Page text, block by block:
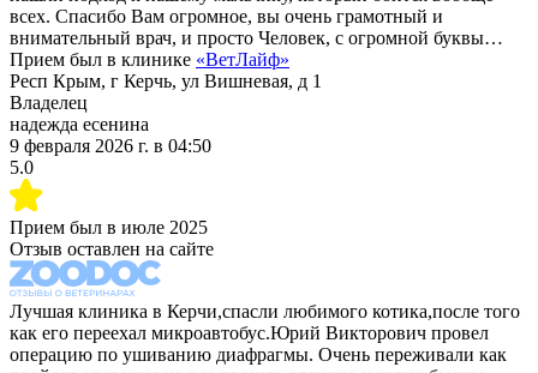
всех. Спасибо Вам огромное, вы очень грамотный и
внимательный врач, и просто Человек, с огромной буквы…
Прием был в клинике «ВетЛайф»
Респ Крым, г Керчь, ул Вишневая, д 1
Владелец
надежда есенина
9 февраля 2026 г. в 04:50
5.0
Прием был в июле 2025
Отзыв оставлен на сайте
Лучшая клиника в Керчи,спасли любимого котика,после того
как его переехал микроавтобус.Юрий Викторович провел
операцию по ушиванию диафрагмы. Очень переживали как